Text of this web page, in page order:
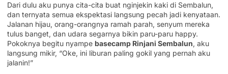
Dari dulu aku punya cita-cita buat nginjekin kaki di Sembalun,
dan ternyata semua ekspektasi langsung pecah jadi kenyataan.
Jalanan hijau, orang-orangnya ramah parah, senyum mereka
tulus banget, dan udara segarnya bikin paru-paru happy.
Pokoknya begitu nyampe basecamp Rinjani Sembalun, aku
langsung mikir, “Oke, ini liburan paling gokil yang pernah aku
jalanin!”